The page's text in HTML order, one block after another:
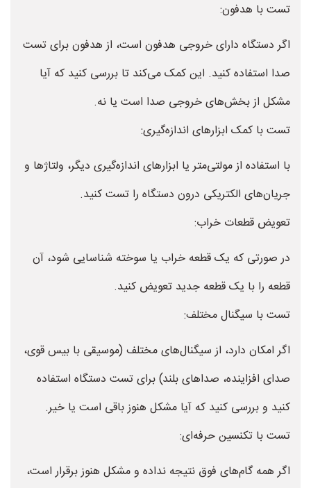
تست با هدفون:
اگر دستگاه دارای خروجی هدفون است، از هدفون برای تست
صدا استفاده کنید. این کمک می‌کند تا بررسی کنید که آیا
مشکل از بخش‌های خروجی صدا است یا نه.
تست با کمک ابزارهای اندازه‌گیری:
با استفاده از مولتی‌متر یا ابزارهای اندازه‌گیری دیگر، ولتاژ‌ها و
جریان‌های الکتریکی درون دستگاه را تست کنید.
تعویض قطعات خراب:
در صورتی که یک قطعه خراب یا سوخته شناسایی شود، آن
قطعه را با یک قطعه جدید تعویض کنید.
تست با سیگنال مختلف:
اگر امکان دارد، از سیگنال‌های مختلف (موسیقی با بیس قوی،
صدای افزاینده، صداهای بلند) برای تست دستگاه استفاده
کنید و بررسی کنید که آیا مشکل هنوز باقی است یا خیر.
تست با تکنسین حرفه‌ای:
اگر همه گام‌های فوق نتیجه نداده و مشکل هنوز برقرار است،